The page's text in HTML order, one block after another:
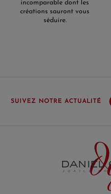
incomparable dont les
créations sauront vous
séduire.
SUIVEZ NOTRE ACTUALITÉ